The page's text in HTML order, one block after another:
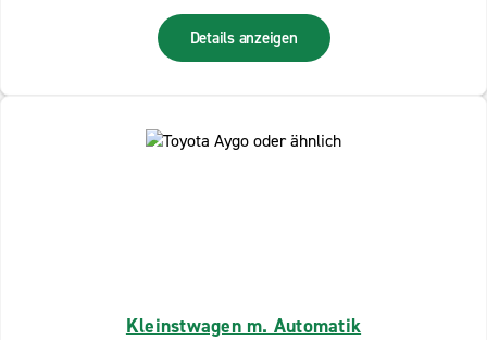
Details anzeigen
Kleinstwagen m. Automatik